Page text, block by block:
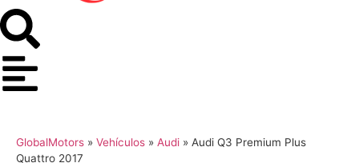
GlobalMotors » Vehículos » Audi » Audi Q3 Premium Plus
Quattro 2017